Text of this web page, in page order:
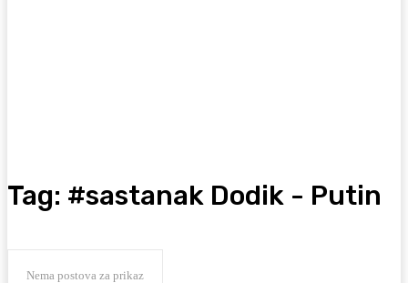
Tag: #sastanak Dodik - Putin
Nema postova za prikaz